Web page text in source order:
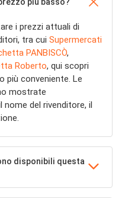
i prezzi attuali di
tra cui Supermercati
PANBISCÒ,
Roberto, qui scopri
più conveniente. Le
mostrate
del rivenditore, il
disponibili questa